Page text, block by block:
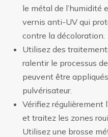
le métal de l’humidité
vernis anti-UV qui
contre la décoloration.
Utilisez des
ralentir le processus
peuvent être
pulvérisateur.
Vérifiez régulièrement
et traitez les zones
Utilisez une brosse